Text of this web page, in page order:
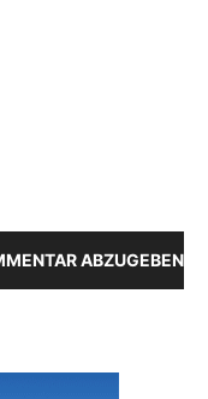
ABZUGEBEN